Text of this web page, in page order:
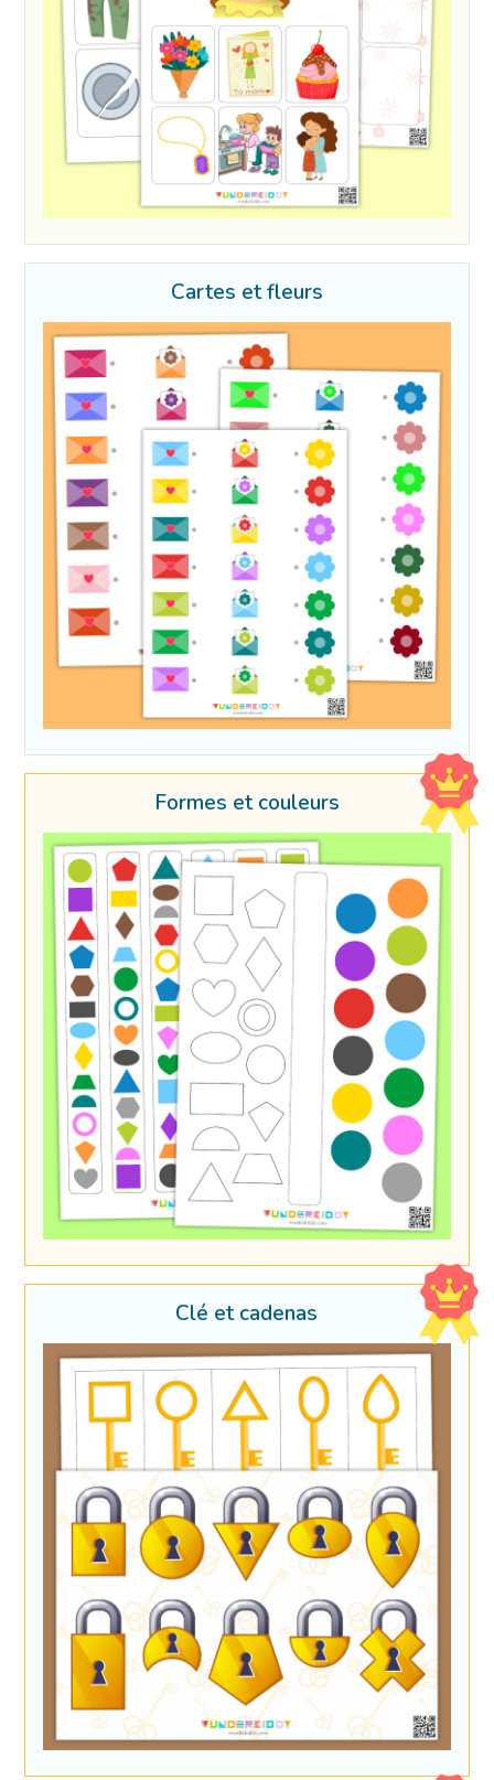
Cartes et fleurs
Formes et couleurs
Clé et cadenas